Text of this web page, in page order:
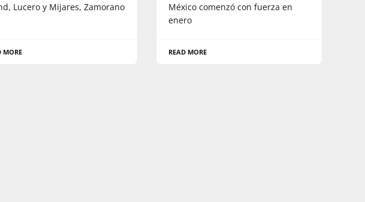
Lucero y Mijares, Zamorano
MORE
México comenzó con fuerza en
enero
READ MORE